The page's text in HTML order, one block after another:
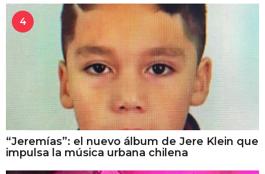
4
“Jeremías”: el nuevo álbum de Jere Klein que
impulsa la música urbana chilena